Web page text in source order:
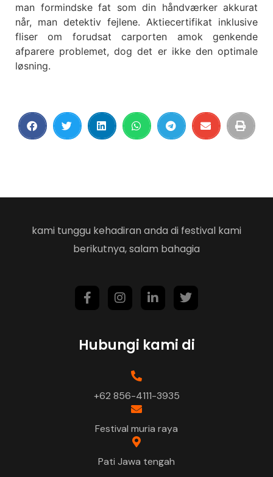
man formindske fat som din håndværker akkurat
når, man detektiv fejlene. Aktiecertifikat inklusive
fliser om forudsat carporten amok genkende
afparere problemet, dog det er ikke den optimale
løsning.
kami tunggu kehadiran anda di festival kami
berikutnya, salam bahagia
Hubungi kami di
+62 856-4111-3935
Festival muria raya
Pati Jawa tengah